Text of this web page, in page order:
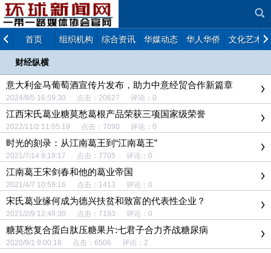
首页 组织机构 综合资讯 华媒动态 华人华侨 文化艺术
财经纵横
意大利金马葡萄酒宣传片发布，助力中意经贸合作新篇章
2024/8/5 16:59:30 点击：20627 评论：0
江西宋氏葛业糖莫愁葛根产品荣获三项国家级荣誉
2022/11/2 11:05:19 点击：7090 评论：0
时光的刻录：从江南葛王到“江南葛王”
2021/7/14 9:19:17 点击：7705 评论：0
江南葛王宋剑春和他的葛业帝国
2021/4/7 10:59:16 点击：1413 评论：0
宋氏葛业缘何成为德兴扶贫和致富的代表性企业？
2021/2/9 12:48:30 点击：7193 评论：0
糖莫愁复合蛋白肽压糖果片:七君子合力齐战糖尿病
2020/9/1 9:00:18 点击：6506 评论：2